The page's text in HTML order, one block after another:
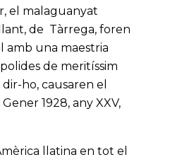
el malaguanyat
de Tàrrega, foren
amb una maestria
de meritíssim
ho, causaren el
Gener 1928, any XXV,
llatina en tot el